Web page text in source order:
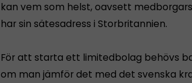
kan vem som helst, oavsett
har sin sätesadress i Storbritannien.
För att starta ett limitedbolag behövs
om man jämför det med det svenska